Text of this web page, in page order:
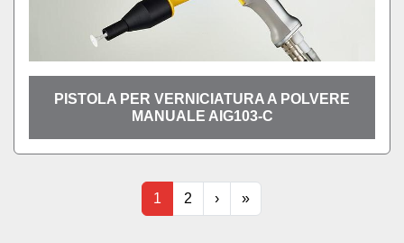
PISTOLA PER VERNICIATURA A POLVERE
MANUALE AIG103-C
1 2 › »